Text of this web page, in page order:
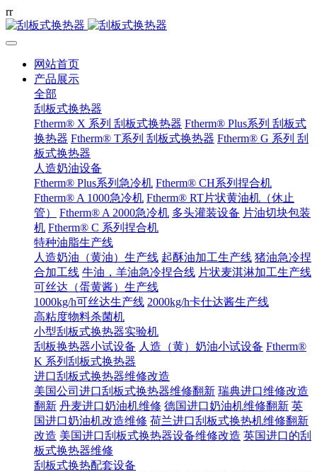
rr
网站首页
产品展示
全部
刮板式换热器
Ftherm® X 系列 刮板式换热器 Ftherm® Plus系列 刮板式
换热器 Ftherm® T系列 刮板式换热器 Ftherm® G 系列 刮
板式换热器
人造奶油设备
Ftherm® Plus系列急冷机 Ftherm® CH系列捏合机
Ftherm® A 1000急冷机 Ftherm® RT片状黄油机（休止
管）
Ftherm® A 2000急冷机 多头灌装设备 片油切块包装
机 Ftherm® C 系列捏合机
特种油脂生产线
人造奶油（黄油）生产线 起酥油加工生产线 猪油急冷捏
合加工线 牛油，羊油急冷捏合线 片状麦淇淋加工生产线
可丝达（蛋黄酱）生产线
1000kg/h可丝达生产线 2000kg/h卡仕达酱生产线
高粘度物料杀菌机
小型刮板式换热器实验机
刮板换热器小试设备 人造（黄）奶油小试设备 Ftherm®
K 系列刮板式换热器
进口刮板式换热器维修改造
美国公司进口刮板式换热器维修翻新 瑞典进口维修改造
翻新 丹麦进口奶油机维修 德国进口奶油机维修翻新 英
国进口奶油机改造维修 荷兰进口刮板式换热机维修翻新
改造 美国进口刮板式换热器设备维修改造 英国进口的刮
板式换热器维修
刮板式换热配套设备